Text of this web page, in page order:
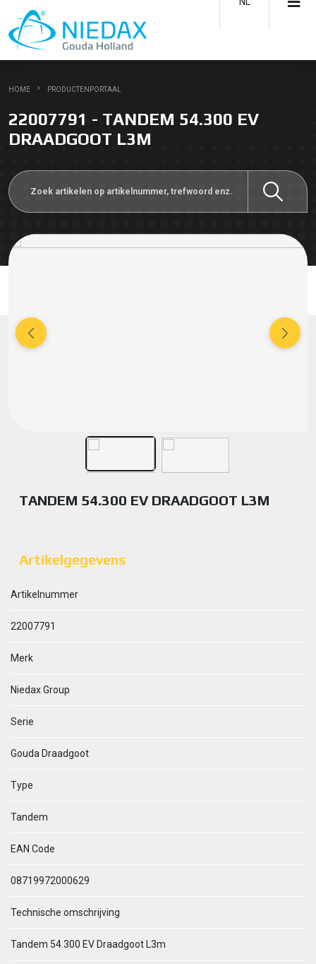
HOME PRODUCTENPORTAAL
22007791 - TANDEM 54.300 EV
DRAADGOOT L3M
TANDEM 54.300 EV DRAADGOOT L3M
Artikelgegevens
Artikelnummer
22007791
Merk
Niedax Group
Serie
Gouda Draadgoot
Type
Tandem
EAN Code
08719972000629
Technische omschrijving
Tandem 54.300 EV Draadgoot L3m